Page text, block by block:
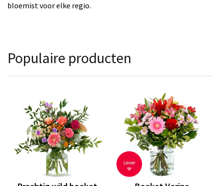
bloemist voor elke regio.
Populaire producten